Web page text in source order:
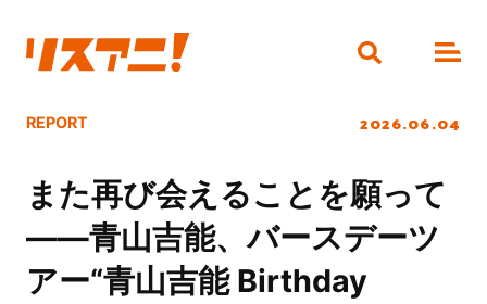
REPORT 2026.06.04
また再び会えることを願って
――青山吉能、バースデーツ
アー“青山吉能 Birthday